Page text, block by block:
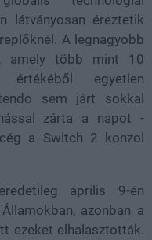
látványosan éreztetik
A legnagyobb
amely több mint 10
egyetlen
sem járt sokkal
zárta a napot -
a Switch 2 konzol
április 9-én
azonban a
ezeket elhalasztották.